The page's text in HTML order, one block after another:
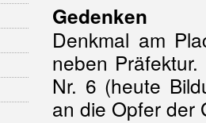
Gedenken
Denkmal am
neben
Nr. 6 (heute
an die Opfer der